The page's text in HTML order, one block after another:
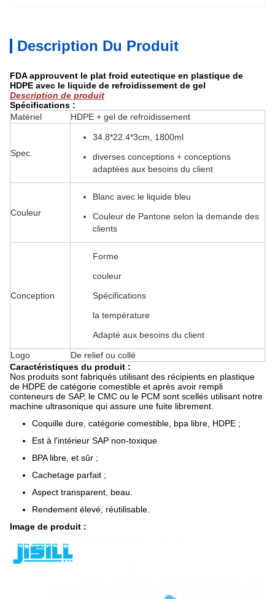
Description Du Produit
FDA approuvent le plat froid eutectique en plastique de
HDPE avec le liquide de refroidissement de gel
Description de produit
Spécifications :
Matériel
HDPE + gel de refroidissement
Spec.
34.8*22.4*3cm, 1800ml
diverses conceptions + conceptions
adaptées aux besoins du client
Couleur
Blanc avec le liquide bleu
Couleur de Pantone selon la demande des
clients
Conception
Forme
couleur
Spécifications
la température
Adapté aux besoins du client
Logo
De relief ou collé
Caractéristiques du produit :
Nos produits sont fabriqués utilisant des récipients en plastique
de HDPE de catégorie comestible et après avoir rempli
conteneurs de SAP, le CMC ou le PCM sont scellés utilisant notre
machine ultrasonique qui assure une fuite librement.
Coquille dure, catégorie comestible, bpa libre, HDPE ;
Est à l'intérieur SAP non-toxique
BPA libre, et sûr ;
Cachetage parfait ;
Aspect transparent, beau.
Rendement élevé, réutilisable.
Image de produit :